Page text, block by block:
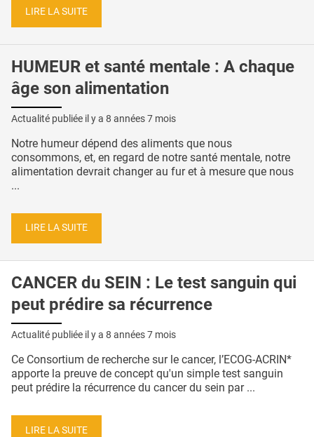
LIRE LA SUITE
HUMEUR et santé mentale : A chaque
âge son alimentation
Actualité publiée il y a 8 années 7 mois
Notre humeur dépend des aliments que nous
consommons, et, en regard de notre santé mentale, notre
alimentation devrait changer au fur et à mesure que nous
...
LIRE LA SUITE
CANCER du SEIN : Le test sanguin qui
peut prédire sa récurrence
Actualité publiée il y a 8 années 7 mois
Ce Consortium de recherche sur le cancer, l’ECOG-ACRIN*
apporte la preuve de concept qu'un simple test sanguin
peut prédire la récurrence du cancer du sein par ...
LIRE LA SUITE